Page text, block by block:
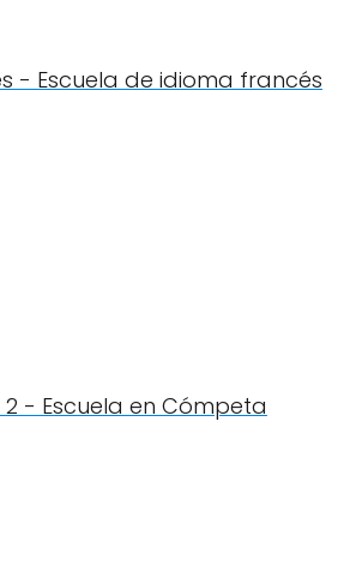
- Escuela de idioma francés
- Escuela en Cómpeta